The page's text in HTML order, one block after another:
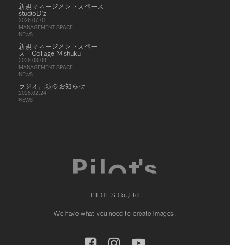
新規マネージメントスペース
studioD’z
2026.07.01
MANAGEMENT SPACE
NEWS
新規マネージメントスペー
ス Collage Mishuku
2026.03.09
MANAGEMENT SPACE
NEWS
ラジオ出演のお知らせ
2026.02.24
NEWS
PILOT'S Co.,Ltd
We have what you need to create images.